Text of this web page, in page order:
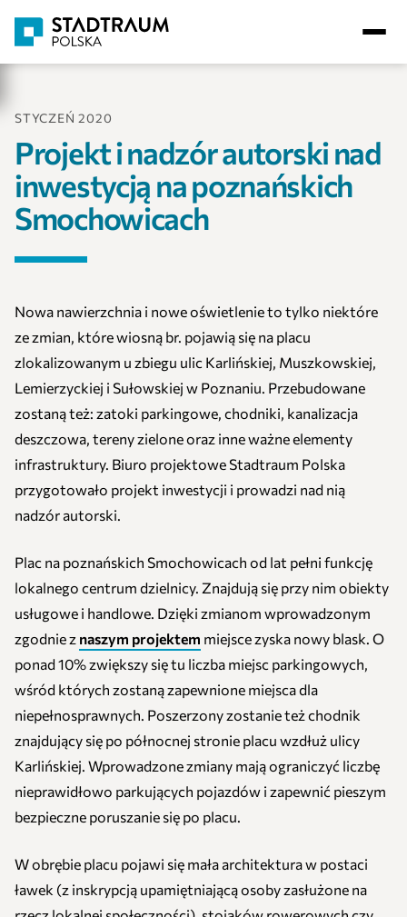
STYCZEŃ 2020
Projekt i nadzór autorski nad
inwestycją na poznańskich
Smochowicach
Nowa nawierzchnia i nowe oświetlenie to tylko niektóre
ze zmian, które wiosną br. pojawią się na placu
zlokalizowanym u zbiegu ulic Karlińskiej, Muszkowskiej,
Lemierzyckiej i Sułowskiej w Poznaniu. Przebudowane
zostaną też: zatoki parkingowe, chodniki, kanalizacja
deszczowa, tereny zielone oraz inne ważne elementy
infrastruktury. Biuro projektowe Stadtraum Polska
przygotowało projekt inwestycji i prowadzi nad nią
nadzór autorski.
Plac na poznańskich Smochowicach od lat pełni funkcję
lokalnego centrum dzielnicy. Znajdują się przy nim obiekty
usługowe i handlowe. Dzięki zmianom wprowadzonym
zgodnie z naszym projektem miejsce zyska nowy blask. O
ponad 10% zwiększy się tu liczba miejsc parkingowych,
wśród których zostaną zapewnione miejsca dla
niepełnosprawnych. Poszerzony zostanie też chodnik
znajdujący się po północnej stronie placu wzdłuż ulicy
Karlińskiej. Wprowadzone zmiany mają ograniczyć liczbę
nieprawidłowo parkujących pojazdów i zapewnić pieszym
bezpieczne poruszanie się po placu.
W obrębie placu pojawi się mała architektura w postaci
ławek (z inskrypcją upamiętniającą osoby zasłużone na